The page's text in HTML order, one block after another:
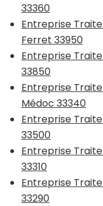
33360
Entreprise
Ferret 33950
Entreprise
33850
Entreprise
Médoc 33340
Entreprise
33500
Entreprise
33310
Entreprise
33290